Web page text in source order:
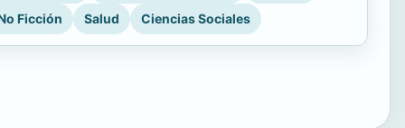
Ficción
Salud Ciencias Sociales